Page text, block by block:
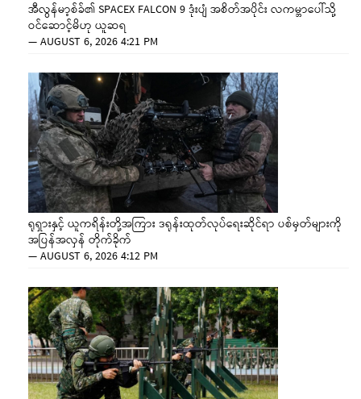
အီလွန်မာ့စ်ခ်၏ SPACEX FALCON 9 ဒုံးပျံ အစိတ်အပိုင်း လကမ္ဘာပေါ်သို့
ဝင်ဆောင့်မိဟု ယူဆရ
—AUGUST 6, 2026 4:21 PM
ရုရှားနှင့် ယူကရိန်းတို့အကြား ဒရုန်းထုတ်လုပ်ရေးဆိုင်ရာ ပစ်မှတ်များကို
အပြန်အလှန် တိုက်ခိုက်
—AUGUST 6, 2026 4:12 PM